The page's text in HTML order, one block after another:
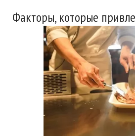
Факторы, которые